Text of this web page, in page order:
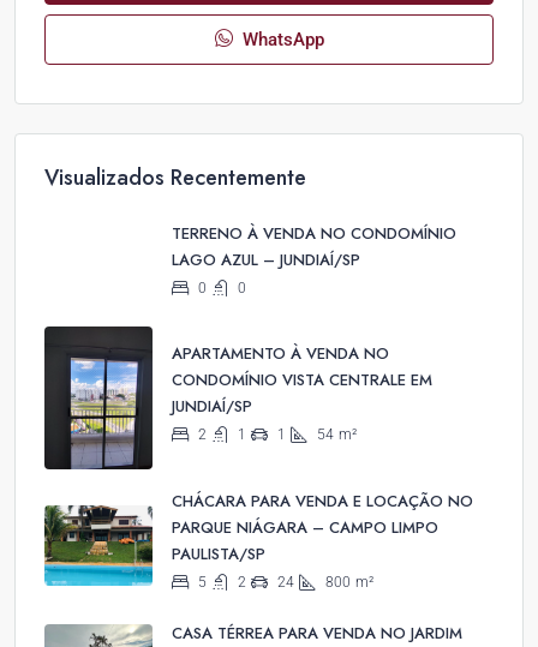
WhatsApp
Visualizados Recentemente
TERRENO À VENDA NO CONDOMÍNIO
LAGO AZUL – JUNDIAÍ/SP
0 0
APARTAMENTO À VENDA NO
CONDOMÍNIO VISTA CENTRALE EM
JUNDIAÍ/SP
2 1 1 54 m²
CHÁCARA PARA VENDA E LOCAÇÃO NO
PARQUE NIÁGARA – CAMPO LIMPO
PAULISTA/SP
5 2 24 800 m²
CASA TÉRREA PARA VENDA NO JARDIM